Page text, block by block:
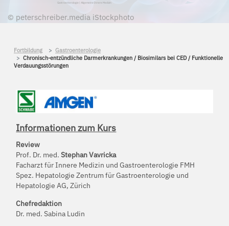
© peterschreiber.media iStockphoto
Gastroenterologie| Allgemeine Innere Medizin
Fortbildung
Gastroenterologie
Chronisch-entzündliche Darmerkrankungen / Biosimilars bei CED / Funktionelle
Verdauungsstörungen
Informationen zum Kurs
Review
Prof. Dr. med. Stephan Vavricka
Facharzt für Innere Medizin und Gastroenterologie FMH
Spez. Hepatologie Zentrum für Gastroenterologie und
Hepatologie AG, Zürich
Chefredaktion
Dr. med. Sabina Ludin